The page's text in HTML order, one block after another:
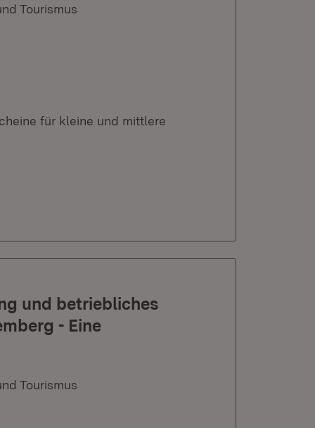
Tourismus
für kleine und mittlere
und betriebliches
- Eine
Tourismus